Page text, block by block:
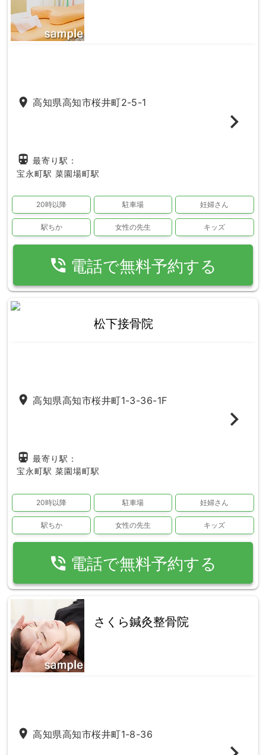
place 高知県高知市桜井町2-5-1
directions_subway 最寄り駅：
宝永町駅 菜園場町駅
20時以降 駐車場 妊婦さん
駅ちか 女性の先生 キッズ
phone_in_talk 電話で無料予約する
松下接骨院
place 高知県高知市桜井町1-3-36-1F
directions_subway 最寄り駅：
宝永町駅 菜園場町駅
20時以降 駐車場 妊婦さん
駅ちか 女性の先生 キッズ
phone_in_talk 電話で無料予約する
さくら鍼灸整骨院
place 高知県高知市桜井町1-8-36